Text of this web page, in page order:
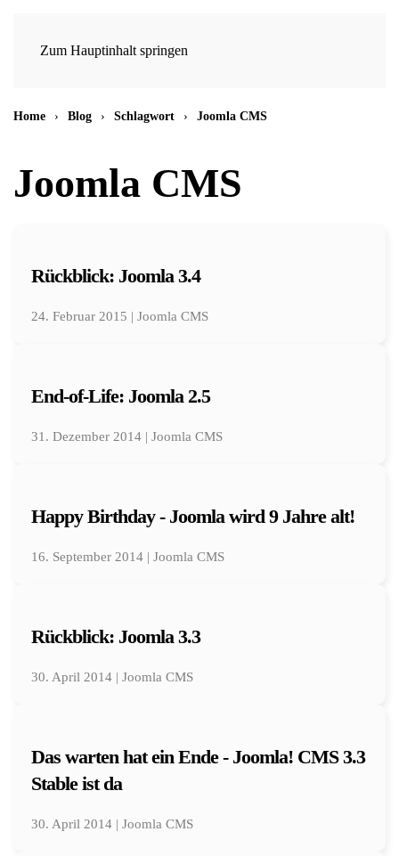
Zum Hauptinhalt springen
Home Blog Schlagwort Joomla CMS
Joomla CMS
Rückblick: Joomla 3.4
24. Februar 2015 | Joomla CMS
End-of-Life: Joomla 2.5
31. Dezember 2014 | Joomla CMS
Happy Birthday - Joomla wird 9 Jahre alt!
16. September 2014 | Joomla CMS
Rückblick: Joomla 3.3
30. April 2014 | Joomla CMS
Das warten hat ein Ende - Joomla! CMS 3.3
Stable ist da
30. April 2014 | Joomla CMS